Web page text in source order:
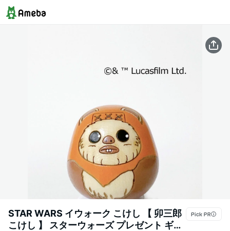
STAR WARS イウォーク こけし 【 卯三郎
こけし 】 スターウォーズ プレゼント ギフ